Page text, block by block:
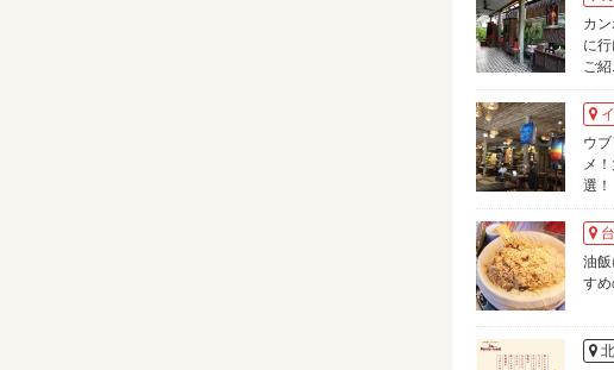
カ
に
ご紹
ウ
メ
選！
油
すめ